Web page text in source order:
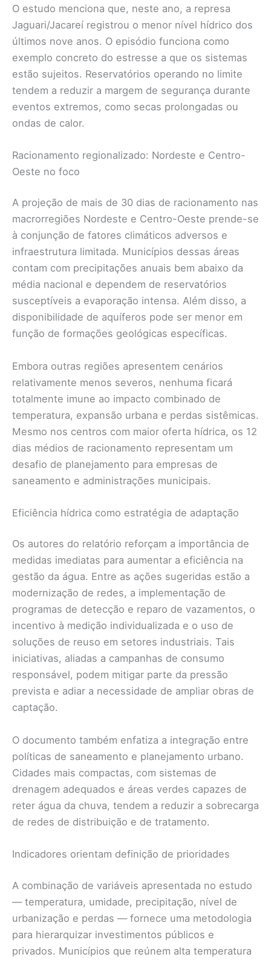
O estudo menciona que, neste ano, a represa
Jaguari/Jacareí registrou o menor nível hídrico dos
últimos nove anos. O episódio funciona como
exemplo concreto do estresse a que os sistemas
estão sujeitos. Reservatórios operando no limite
tendem a reduzir a margem de segurança durante
eventos extremos, como secas prolongadas ou
ondas de calor.
Racionamento regionalizado: Nordeste e Centro-
Oeste no foco
A projeção de mais de 30 dias de racionamento nas
macrorregiões Nordeste e Centro-Oeste prende-se
à conjunção de fatores climáticos adversos e
infraestrutura limitada. Municípios dessas áreas
contam com precipitações anuais bem abaixo da
média nacional e dependem de reservatórios
susceptíveis a evaporação intensa. Além disso, a
disponibilidade de aquíferos pode ser menor em
função de formações geológicas específicas.
Embora outras regiões apresentem cenários
relativamente menos severos, nenhuma ficará
totalmente imune ao impacto combinado de
temperatura, expansão urbana e perdas sistêmicas.
Mesmo nos centros com maior oferta hídrica, os 12
dias médios de racionamento representam um
desafio de planejamento para empresas de
saneamento e administrações municipais.
Eficiência hídrica como estratégia de adaptação
Os autores do relatório reforçam a importância de
medidas imediatas para aumentar a eficiência na
gestão da água. Entre as ações sugeridas estão a
modernização de redes, a implementação de
programas de detecção e reparo de vazamentos, o
incentivo à medição individualizada e o uso de
soluções de reuso em setores industriais. Tais
iniciativas, aliadas a campanhas de consumo
responsável, podem mitigar parte da pressão
prevista e adiar a necessidade de ampliar obras de
captação.
O documento também enfatiza a integração entre
políticas de saneamento e planejamento urbano.
Cidades mais compactas, com sistemas de
drenagem adequados e áreas verdes capazes de
reter água da chuva, tendem a reduzir a sobrecarga
de redes de distribuição e de tratamento.
Indicadores orientam definição de prioridades
A combinação de variáveis apresentada no estudo
— temperatura, umidade, precipitação, nível de
urbanização e perdas — fornece uma metodologia
para hierarquizar investimentos públicos e
privados. Municípios que reúnem alta temperatura